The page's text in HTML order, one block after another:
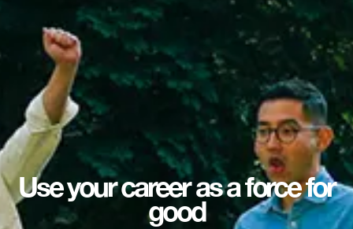
Use your career as a force for
good